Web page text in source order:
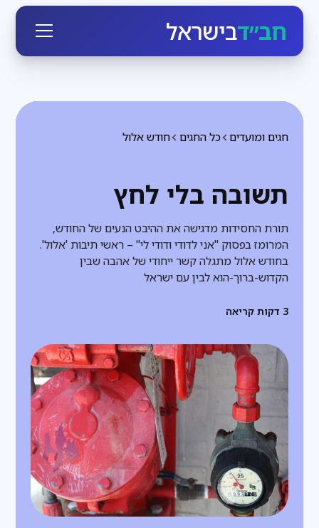
חב״דבישראל
חודש אלול כל החגים חגים ומועדים
תשובה בלי לחץ
תורת החסידות מדגישה את ההיבט הנעים של החודש,
המרומז בפסוק "אני לדודי ודודי לי" – ראשי תיבות 'אלול'.
בחודש אלול מתגלה קשר ייחודי של אהבה שבין
הקדוש-ברוך-הוא לבין עם ישראל
3 דקות קריאה